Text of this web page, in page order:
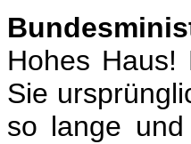
Hohes
Sie
so lange